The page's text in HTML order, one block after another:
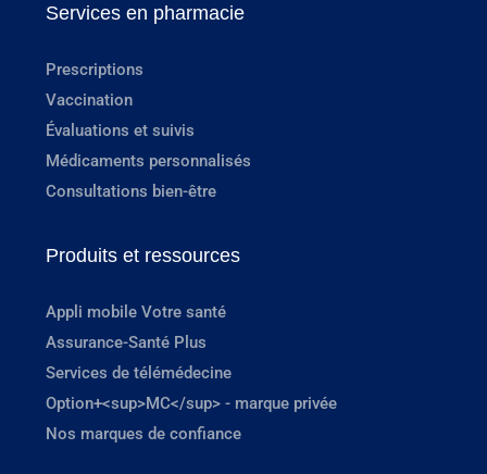
Services en pharmacie
Prescriptions
Vaccination
Évaluations et suivis
Médicaments personnalisés
Consultations bien-être
Produits et ressources
Appli mobile Votre santé
Assurance-Santé Plus
Services de télémédecine
Option+<sup>MC</sup> - marque privée
Nos marques de confiance